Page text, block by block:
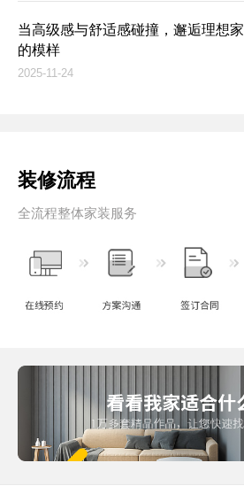
当高级感与舒适感碰撞，邂逅理想家
的模样
2025-11-24
装修流程
全流程整体家装服务